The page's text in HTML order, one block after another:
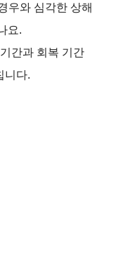
우와 심각한 상해
요.
간과 회복 기간
니다.